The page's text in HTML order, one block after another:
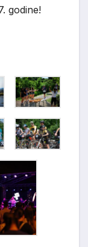
godine!